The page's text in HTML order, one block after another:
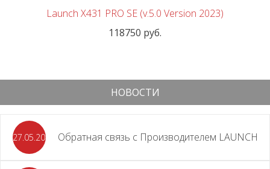
Launch X431 PRO SE (v.5.0 Version 2023)
118750 руб.
НОВОСТИ
27.05.2026 Обратная связь с Производителем LAUNCH